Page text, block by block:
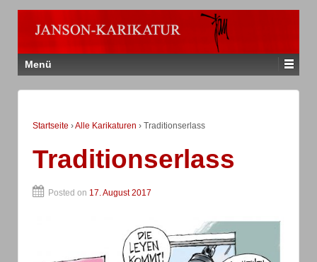
Menü
Startseite ›Alle Karikaturen › Traditionserlass
Traditionserlass
Posted on 17. August 2017